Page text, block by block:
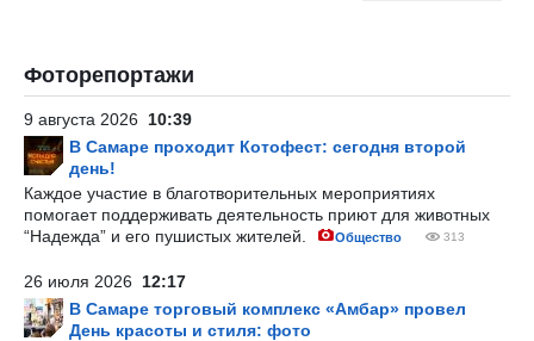
Фоторепортажи
9 августа 2026 10:39
В Самаре проходит Котофест: сегодня второй
день!
Каждое участие в благотворительных мероприятиях
помогает поддерживать деятельность приют для животных
“Надежда” и его пушистых жителей.
Общество 313
26 июля 2026 12:17
В Самаре торговый комплекс «Амбар» провел
День красоты и стиля: фото